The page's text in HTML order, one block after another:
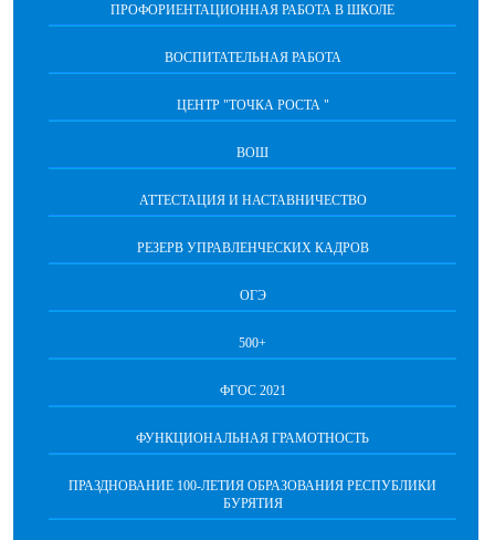
ПРОФОРИЕНТАЦИОННАЯ РАБОТА В ШКОЛЕ
ВОСПИТАТЕЛЬНАЯ РАБОТА
ЦЕНТР "ТОЧКА РОСТА "
ВОШ
АТТЕСТАЦИЯ И НАСТАВНИЧЕСТВО
РЕЗЕРВ УПРАВЛЕНЧЕСКИХ КАДРОВ
ОГЭ
500+
ФГОС 2021
ФУНКЦИОНАЛЬНАЯ ГРАМОТНОСТЬ
ПРАЗДНОВАНИЕ 100-ЛЕТИЯ ОБРАЗОВАНИЯ РЕСПУБЛИКИ
БУРЯТИЯ